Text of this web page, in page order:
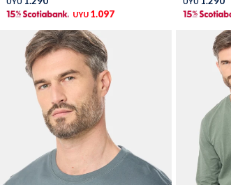
UYU 1.097